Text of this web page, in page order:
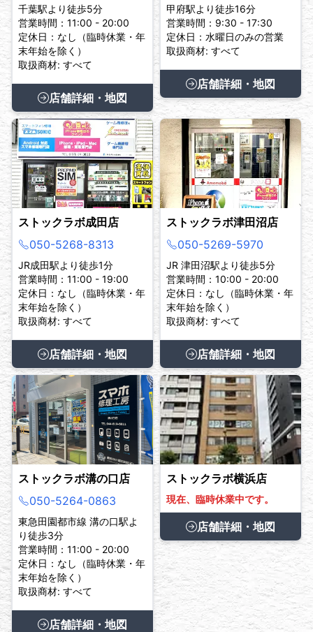
千葉駅より徒歩5分
営業時間：11:00 - 20:00
定休日：なし（臨時休業・年
末年始を除く）
取扱商材: すべて
店舗詳細・地図
甲府駅より徒歩16分
営業時間：9:30 - 17:30
定休日：水曜日のみの営業
取扱商材: すべて
店舗詳細・地図
ストックラボ成田店
050-5268-8313
JR成田駅より徒歩1分
営業時間：11:00 - 19:00
定休日：なし（臨時休業・年
末年始を除く）
取扱商材: すべて
店舗詳細・地図
ストックラボ津田沼店
050-5269-5970
JR 津田沼駅より徒歩5分
営業時間：10:00 - 20:00
定休日：なし（臨時休業・年
末年始を除く）
取扱商材: すべて
店舗詳細・地図
ストックラボ溝の口店
050-5264-0863
東急田園都市線 溝の口駅よ
り徒歩3分
営業時間：11:00 - 20:00
定休日：なし（臨時休業・年
末年始を除く）
取扱商材: すべて
店舗詳細・地図
ストックラボ横浜店
現在、臨時休業中です。
店舗詳細・地図